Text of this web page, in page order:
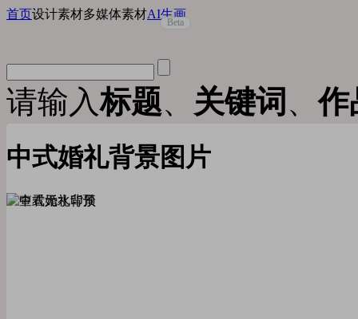
首页设计素材多媒体素材AI生画
Beta
请输入标题、 关键词 、作
中式婚礼背景图片